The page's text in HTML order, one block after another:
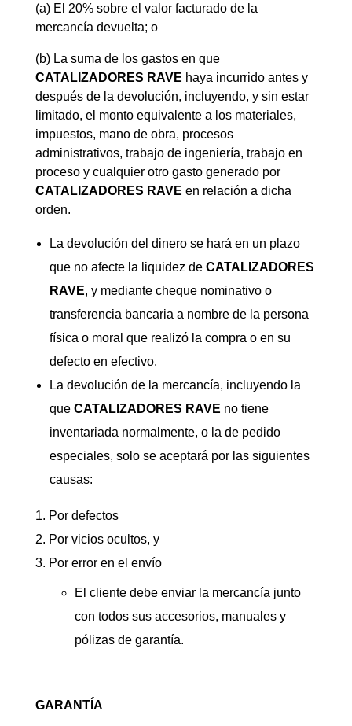
(a) El 20% sobre el valor facturado de la
mercancía devuelta; o
(b) La suma de los gastos en que
CATALIZADORES RAVE haya incurrido antes y
después de la devolución, incluyendo, y sin estar
limitado, el monto equivalente a los materiales,
impuestos, mano de obra, procesos
administrativos, trabajo de ingeniería, trabajo en
proceso y cualquier otro gasto generado por
CATALIZADORES RAVE en relación a dicha
orden.
La devolución del dinero se hará en un plazo
que no afecte la liquidez de CATALIZADORES
RAVE, y mediante cheque nominativo o
transferencia bancaria a nombre de la persona
física o moral que realizó la compra o en su
defecto en efectivo.
La devolución de la mercancía, incluyendo la
que CATALIZADORES RAVE no tiene
inventariada normalmente, o la de pedido
especiales, solo se aceptará por las siguientes
causas:
Por defectos
Por vicios ocultos, y
Por error en el envío
El cliente debe enviar la mercancía junto
con todos sus accesorios, manuales y
pólizas de garantía.
GARANTÍA